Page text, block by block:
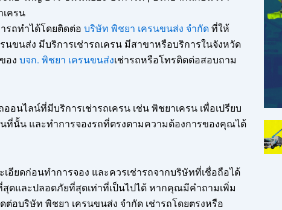
ครน
รถทำได้โดยติดต่อ บริษัท พิชยา เครนขนส่ง จำกัด ที่ให้
ขนส่ง มีบริการเช่ารถเครน มีสาขาหรือบริการในจังหวัด
อง บจก. พิชยา เครนขนส่งเช่ารถหรือโทรติดต่อสอบถาม
นไลน์ที่มีบริการเช่ารถเครน เช่น พิชยาเครน เพื่อเปรียบ
ที่นั้น และทำการจองรถที่ตรงตามความต้องการของคุณได้
อียดก่อนทำการจอง และควรเช่ารถจากบริษัทที่เชื่อถือได้
ดและปลอดภัยที่สุดเท่าที่เป็นไปได้ หากคุณมีคำถามเพิ่ม
ต่อบริษัท พิชยา เครนขนส่ง จำกัด เช่ารถโดยตรงหรือ